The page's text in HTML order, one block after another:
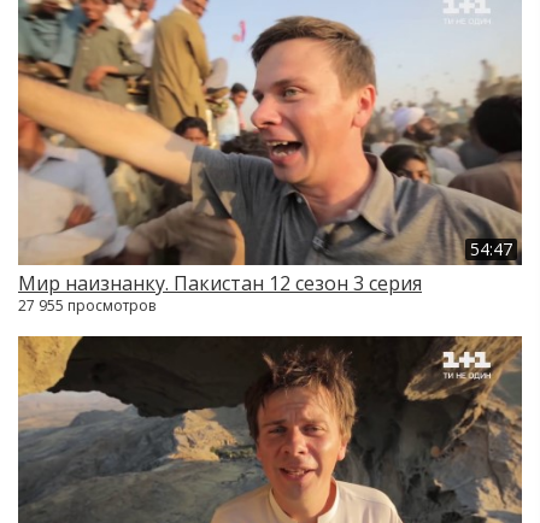
54:47
Мир наизнанку. Пакистан 12 сезон 3 серия
27 955 просмотров